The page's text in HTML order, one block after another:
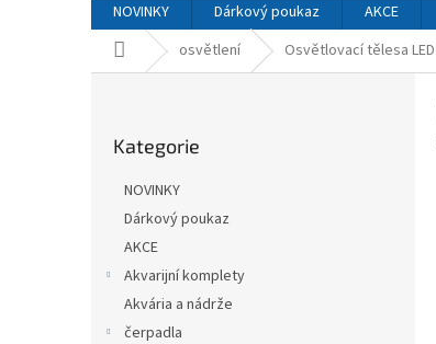
NOVINKY Dárkový poukaz AKCE
Domů osvětlení Osvětlovací tělesa LED
kategorie
Kategorie
NOVINKY
Dárkový poukaz
AKCE
Akvarijní komplety
Akvária a nádrže
čerpadla